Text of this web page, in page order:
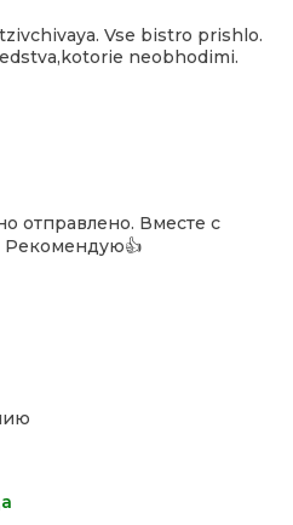
Vse bistro prishlo.
neobhodimi.
отправлено. Вместе с
Рекомендую👍